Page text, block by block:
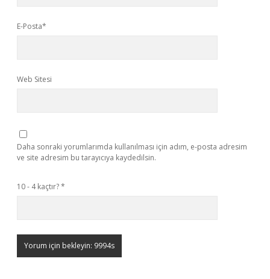
E-Posta*
Web Sitesi
Daha sonraki yorumlarımda kullanılması için adım, e-posta adresim
ve site adresim bu tarayıcıya kaydedilsin.
10 - 4 kaçtır?*